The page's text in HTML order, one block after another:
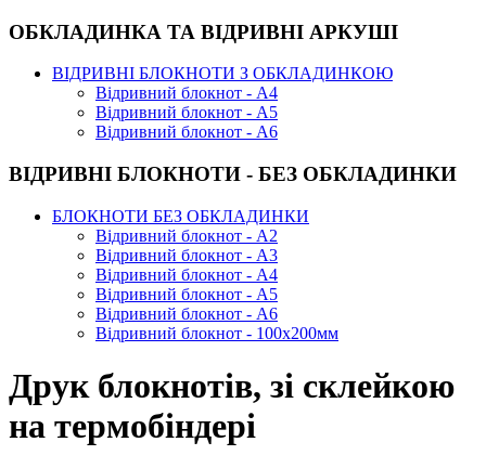
ОБКЛАДИНКА ТА ВІДРИВНІ АРКУШІ
ВІДРИВНІ БЛОКНОТИ З ОБКЛАДИНКОЮ
Відривний блокнот - А4
Відривний блокнот - А5
Відривний блокнот - А6
ВІДРИВНІ БЛОКНОТИ - БЕЗ ОБКЛАДИНКИ
БЛОКНОТИ БЕЗ ОБКЛАДИНКИ
Відривний блокнот - А2
Відривний блокнот - А3
Відривний блокнот - А4
Відривний блокнот - А5
Відривний блокнот - А6
Відривний блокнот - 100х200мм
Друк блокнотів, зі склейкою
на термобіндері